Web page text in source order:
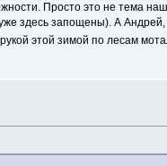
Просто это не тема
здесь запощены). А
этой зимой по лесам